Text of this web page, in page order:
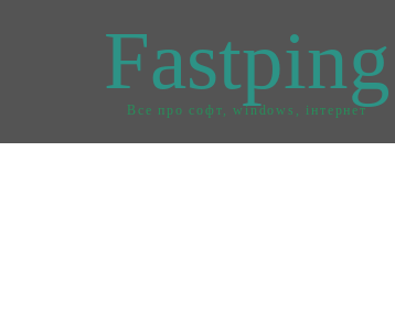
Fastping
Все про софт, windows, інтернет